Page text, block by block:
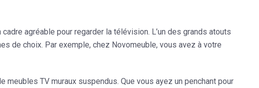
agréable pour regarder la télévision. L’un des grands atouts
de choix. Par exemple, chez Novomeuble, vous avez à votre
TV muraux suspendus. Que vous ayez un penchant pour